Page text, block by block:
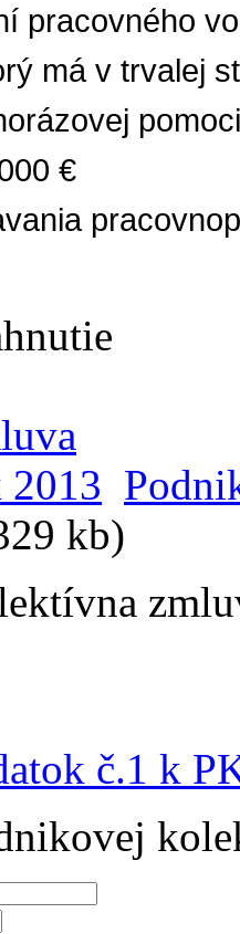
pracovného
máv trvalej
€
kb)
č.1 k